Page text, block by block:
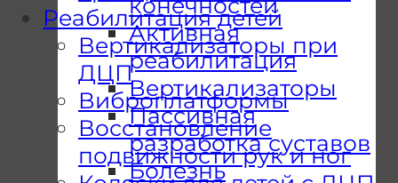
Активная
реабилитация
Вертикализаторы
Пассивная
разработка суставов
Болезнь
Реабилитация детей
Вертикализаторы при
ДЦП
Виброплатформы
Восстановление
подвижности рук и ног